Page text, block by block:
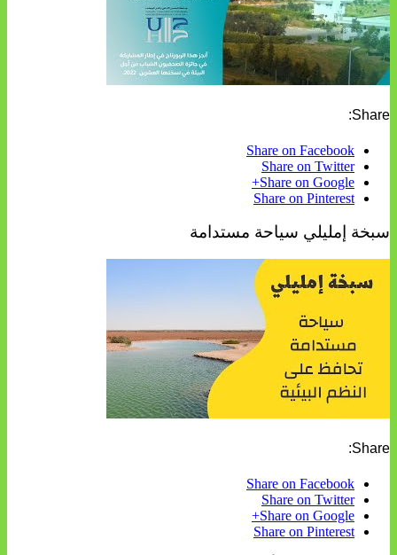
Share:
Share on Facebook
Share on Twitter
Share on Google+
Share on Pinterest
سبخة إمليلي سياحة مستدامة
Share:
Share on Facebook
Share on Twitter
Share on Google+
Share on Pinterest